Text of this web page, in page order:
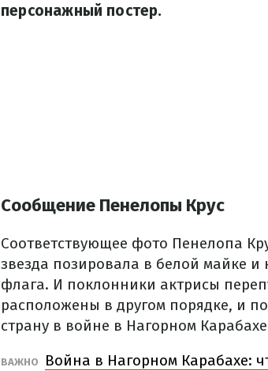
персонажный постер.
Сообщение Пенелопы Крус
Соответствующее фото Пенелопа
звезда позировала в белой майке
флага. И поклонники актрисы
расположены в другом порядке, и
страну в войне в Нагорном
ВАЖНО Война в Нагорном Карабахе: